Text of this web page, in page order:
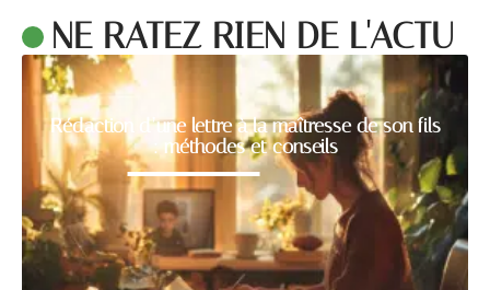
NE RATEZ RIEN DE L'ACTU
Rédaction d’une lettre à la maîtresse de son fils
: méthodes et conseils